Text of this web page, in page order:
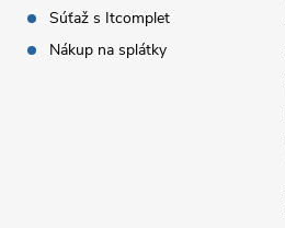
Súťaž s Itcomplet
Nákup na splátky